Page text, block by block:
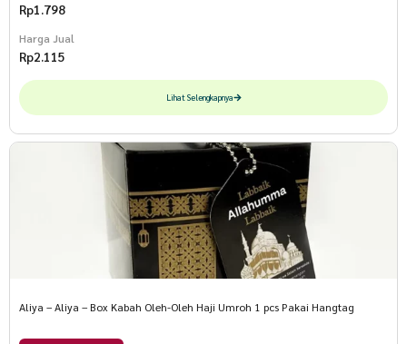
Rp1.798
Harga Jual
Rp2.115
Lihat Selengkapnya
Aliya – Aliya – Box Kabah Oleh-Oleh Haji Umroh 1 pcs Pakai Hangtag